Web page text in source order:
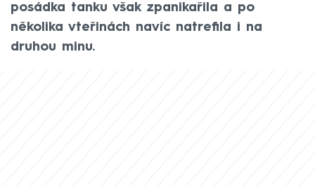
posádka tanku však zpanikařila a po
několika vteřinách navíc natrefila i na
druhou minu.